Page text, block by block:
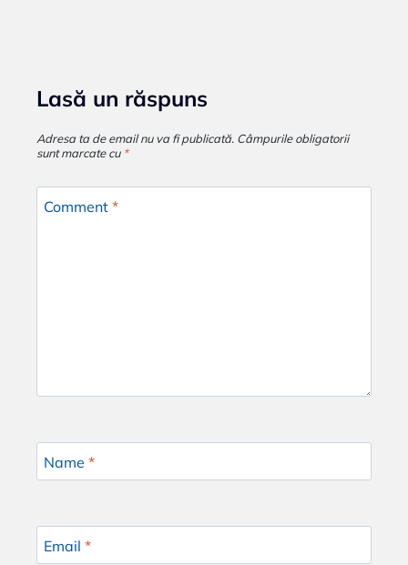
Lasă un răspuns
Adresa ta de email nu va fi publicată. Câmpurile obligatorii
sunt marcate cu *
Comment *
Name *
Email *